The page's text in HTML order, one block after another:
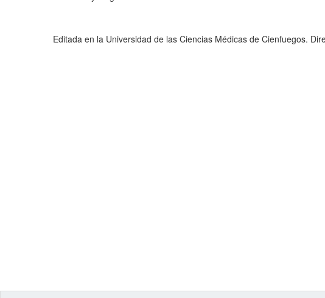
Editada en la Universidad de las Ciencias Médicas de Cienfuegos.